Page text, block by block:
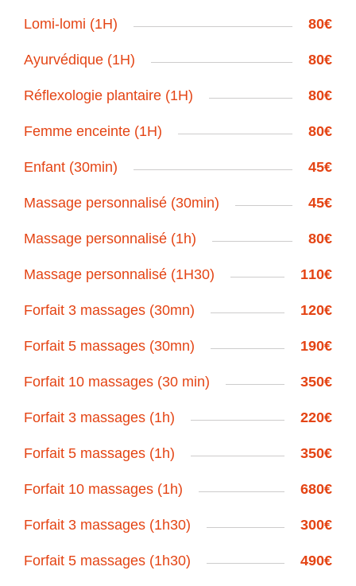
80€
Lomi-lomi (1H)
80€
Ayurvédique (1H)
80€
Réflexologie plantaire (1H)
80€
Femme enceinte (1H)
45€
Enfant (30min)
45€
Massage personnalisé (30min)
80€
Massage personnalisé (1h)
110€
Massage personnalisé (1H30)
120€
Forfait 3 massages (30mn)
190€
Forfait 5 massages (30mn)
350€
Forfait 10 massages (30 min)
220€
Forfait 3 massages (1h)
350€
Forfait 5 massages (1h)
680€
Forfait 10 massages (1h)
300€
Forfait 3 massages (1h30)
490€
Forfait 5 massages (1h30)